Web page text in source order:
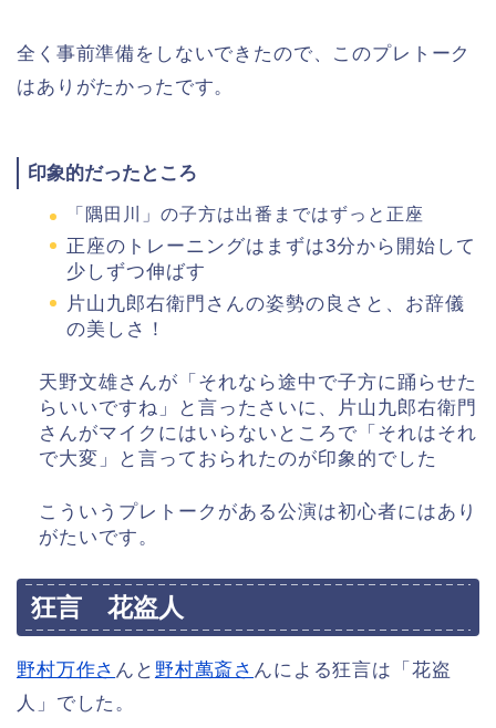
全く事前準備をしないできたので、このプレトーク
はありがたかったです。
印象的だったところ
「隅田川」の子方は出番まではずっと正座
正座のトレーニングはまずは3分から開始して
少しずつ伸ばす
片山九郎右衛門さんの姿勢の良さと、お辞儀
の美しさ！
天野文雄さんが「それなら途中で子方に踊らせた
らいいですね」と言ったさいに、片山九郎右衛門
さんがマイクにはいらないところで「それはそれ
で大変」と言っておられたのが印象的でした
こういうプレトークがある公演は初心者にはあり
がたいです。
狂言 花盗人
野村万作さ んと 野村萬斎さ んによる狂言は「花盗
人」でした。